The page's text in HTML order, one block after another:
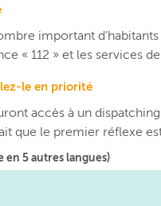
important
« 112 » et les services
le en priorité
accès à un
que le premier réflexe
5 autres langues)